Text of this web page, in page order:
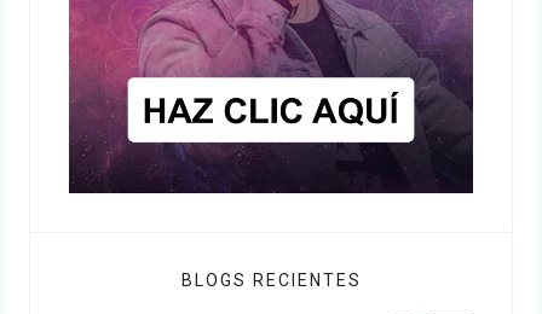
BLOGS RECIENTES